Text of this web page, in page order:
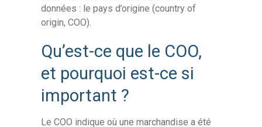
données : le pays d’origine (country of
origin, COO).
Qu’est-ce que le COO,
et pourquoi est-ce si
important ?
Le COO indique où une marchandise a été